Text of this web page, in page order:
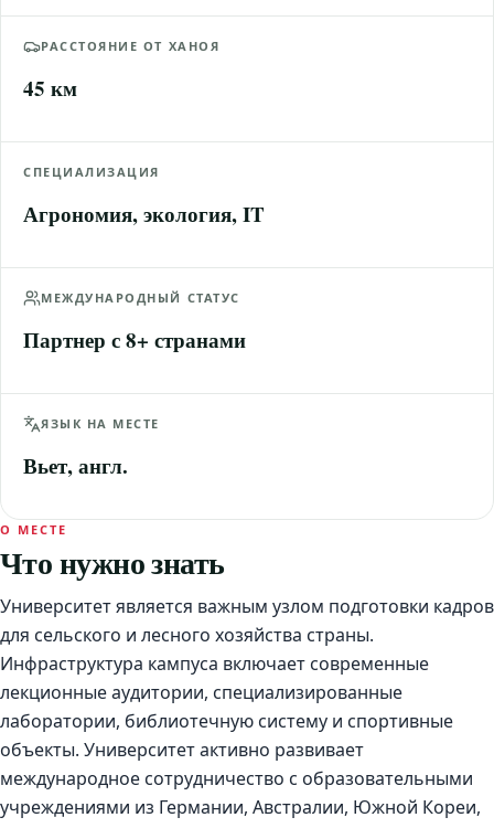
РАССТОЯНИЕ ОТ ХАНОЯ
45 км
СПЕЦИАЛИЗАЦИЯ
Агрономия, экология, IT
МЕЖДУНАРОДНЫЙ СТАТУС
Партнер с 8+ странами
ЯЗЫК НА МЕСТЕ
Вьет, англ.
О МЕСТЕ
Что нужно знать
Университет является важным узлом подготовки кадров
для сельского и лесного хозяйства страны.
Инфраструктура кампуса включает современные
лекционные аудитории, специализированные
лаборатории, библиотечную систему и спортивные
объекты. Университет активно развивает
международное сотрудничество с образовательными
учреждениями из Германии, Австралии, Южной Кореи,